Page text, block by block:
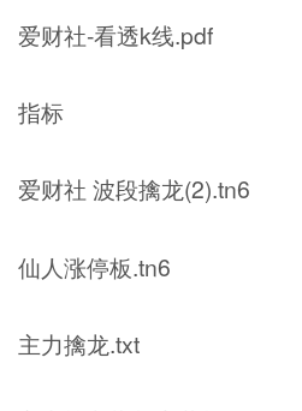
爱财社-看透k线.pdf
指标
爱财社 波段擒龙(2).tn6
仙人涨停板.tn6
主力擒龙.txt